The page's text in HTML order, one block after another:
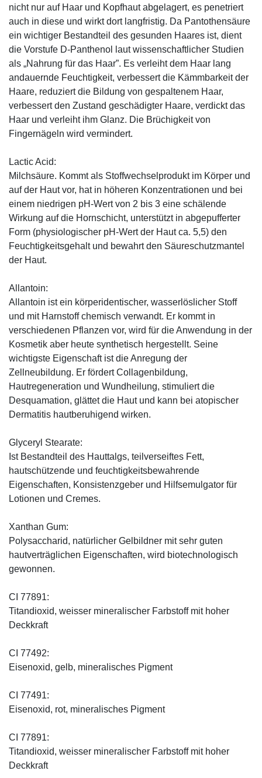
nicht nur auf Haar und Kopfhaut abgelagert, es penetriert
auch in diese und wirkt dort langfristig. Da Pantothensäure
ein wichtiger Bestandteil des gesunden Haares ist, dient
die Vorstufe D-Panthenol laut wissenschaftlicher Studien
als „Nahrung für das Haar”. Es verleiht dem Haar lang
andauernde Feuchtigkeit, verbessert die Kämmbarkeit der
Haare, reduziert die Bildung von gespaltenem Haar,
verbessert den Zustand geschädigter Haare, verdickt das
Haar und verleiht ihm Glanz. Die Brüchigkeit von
Fingernägeln wird vermindert.
Lactic Acid:
Milchsäure. Kommt als Stoffwechselprodukt im Körper und
auf der Haut vor, hat in höheren Konzentrationen und bei
einem niedrigen pH-Wert von 2 bis 3 eine schälende
Wirkung auf die Hornschicht, unterstützt in abgepufferter
Form (physiologischer pH-Wert der Haut ca. 5,5) den
Feuchtigkeitsgehalt und bewahrt den Säureschutzmantel
der Haut.
Allantoin:
Allantoin ist ein körperidentischer, wasserlöslicher Stoff
und mit Harnstoff chemisch verwandt. Er kommt in
verschiedenen Pflanzen vor, wird für die Anwendung in der
Kosmetik aber heute synthetisch hergestellt. Seine
wichtigste Eigenschaft ist die Anregung der
Zellneubildung. Er fördert Collagenbildung,
Hautregeneration und Wundheilung, stimuliert die
Desquamation, glättet die Haut und kann bei atopischer
Dermatitis hautberuhigend wirken.
Glyceryl Stearate:
Ist Bestandteil des Hauttalgs, teilverseiftes Fett,
hautschützende und feuchtigkeitsbewahrende
Eigenschaften, Konsistenzgeber und Hilfsemulgator für
Lotionen und Cremes.
Xanthan Gum:
Polysaccharid, natürlicher Gelbildner mit sehr guten
hautverträglichen Eigenschaften, wird biotechnologisch
gewonnen.
CI 77891:
Titandioxid, weisser mineralischer Farbstoff mit hoher
Deckkraft
CI 77492:
Eisenoxid, gelb, mineralisches Pigment
CI 77491:
Eisenoxid, rot, mineralisches Pigment
CI 77891:
Titandioxid, weisser mineralischer Farbstoff mit hoher
Deckkraft